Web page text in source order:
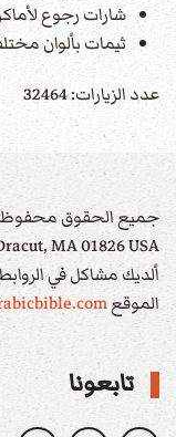
شارات رجوع
ثيمات بألوان
عدد الزيارات: 32464
جميع الحقوق
MA 01826 USA -
ألديك مشاكل في
الموقع
تابعونا